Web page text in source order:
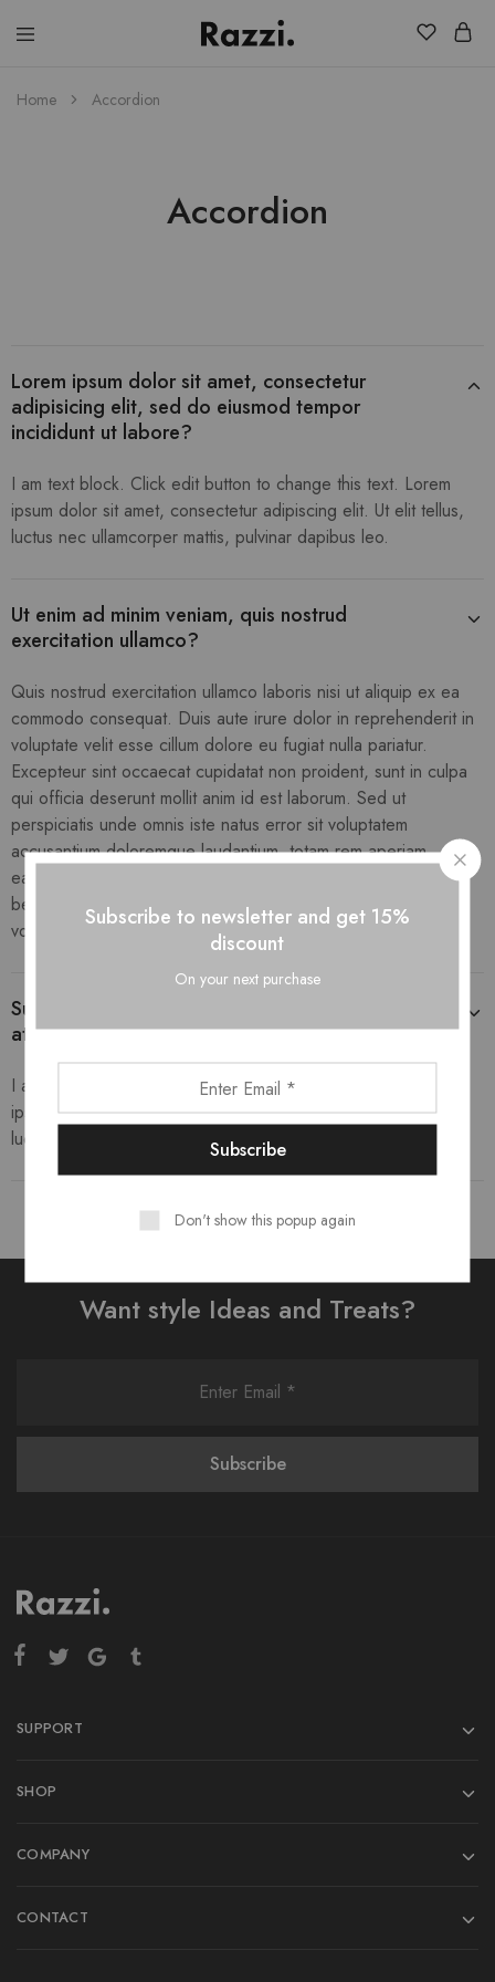
Chic
Home Accordion
Accordion
Lorem ipsum dolor sit amet, consectetur
adipisicing elit, sed do eiusmod tempor
incididunt ut labore?
I am text block. Click edit button to change this text. Lorem
ipsum dolor sit amet, consectetur adipiscing elit. Ut elit tellus,
luctus nec ullamcorper mattis, pulvinar dapibus leo.
Ut enim ad minim veniam, quis nostrud
exercitation ullamco?
Quis nostrud exercitation ullamco laboris nisi ut aliquip ex ea
commodo consequat. Duis aute irure dolor in reprehenderit in
voluptate velit esse cillum dolore eu fugiat nulla pariatur.
Excepteur sint occaecat cupidatat non proident, sunt in culpa
qui officia deserunt mollit anim id est laborum. Sed ut
perspiciatis unde omnis iste natus error sit voluptatem
accusantium doloremque laudantium, totam rem aperiam,
eaque ipsa quae ab illo inventore veritatis et quasi architecto
beatae vitae dicta sunt explicabo. Nemo enim ipsam
voluptatem quia voluptas sit aspernatur aut odit aut fugit
Suspendisse eget mi eget felis egestas tristique
at sit amet libero?
I am text block. Click edit button to change this text. Lorem
ipsum dolor sit amet, consectetur adipiscing elit. Ut elit tellus,
luctus nec ullamcorper mattis, pulvinar dapibus leo.
Want style Ideas and Treats?
SUPPORT
SHOP
COMPANY
CONTACT
Subscribe to newsletter and get 15%
discount
On your next purchase
Don't show this popup again